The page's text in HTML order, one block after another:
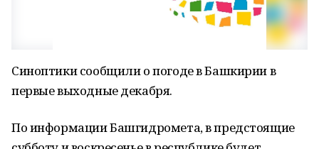
Синоптики сообщили о погоде в Башкирии в
первые выходные декабря.
По информации Башгидромета, в предстоящие